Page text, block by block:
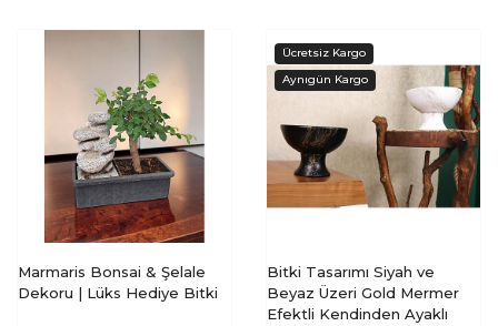
Marmaris Bonsai & Şelale
Dekoru | Lüks Hediye Bitki
Bitki Tasarımı Siyah ve
Beyaz Üzeri Gold Mermer
Efektli Kendinden Ayaklı